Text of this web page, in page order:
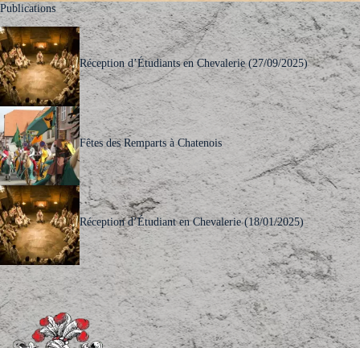
Publications
Réception d’Étudiants en Chevalerie (27/09/2025)
Fêtes des Remparts à Chatenois
Réception d’Étudiant en Chevalerie (18/01/2025)